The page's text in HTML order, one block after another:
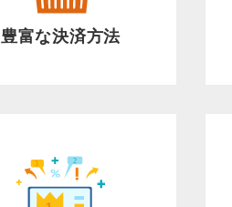
豊富な決済方法